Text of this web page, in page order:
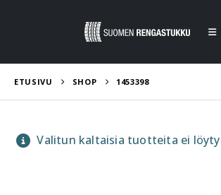
ETUSIVU SHOP 1453398
Valitun kaltaisia tuotteita ei